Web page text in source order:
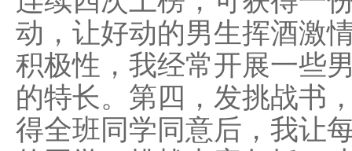
动，让好动的男生挥酒激
积极性，我经常开展一些
的特长。第四，发挑战书
得全班同学同意后，我让